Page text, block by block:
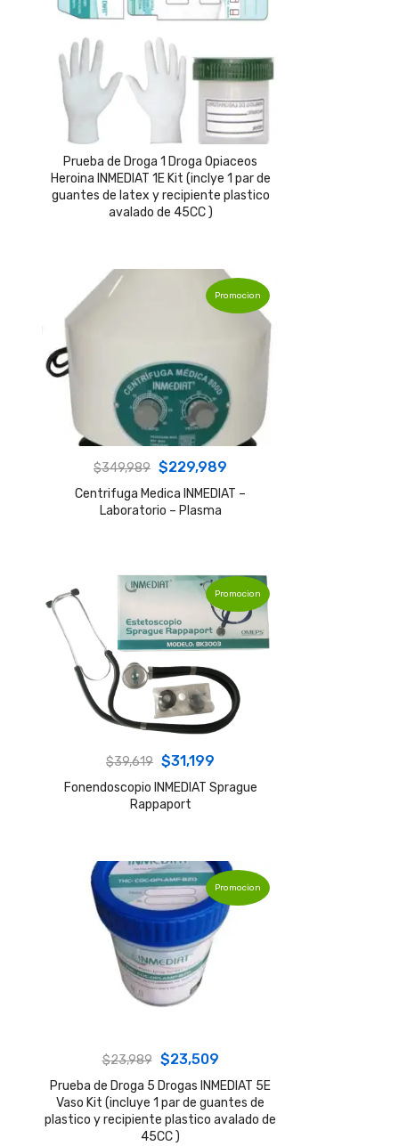
Prueba de Droga 1 Droga Opiaceos
Heroina INMEDIAT 1E Kit (inclye 1 par de
guantes de latex y recipiente plastico
avalado de 45CC )
Promocion
$349,989 Original
price
was:
$229,989
price
Centrifuga Medica INMEDIAT –
Laboratorio – Plasma
Promocion
$39,619 Original
price
was:
$31,199
price
Fonendoscopio INMEDIAT Sprague
Rappaport
Promocion
$23,989 Original
price
was:
$23,989.
$23,509Current
price
is:
Prueba de Droga 5 Drogas INMEDIAT 5E
Vaso Kit (incluye 1 par de guantes de
plastico y recipiente plastico avalado de
45CC )